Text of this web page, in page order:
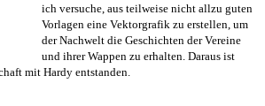
ich versuche, aus teilweise nicht allzu guten
Vorlagen eine Vektorgrafik zu erstellen, um
der Nachwelt die Geschichten der Vereine
und ihrer Wappen zu erhalten. Daraus ist
mit Hardy entstanden.